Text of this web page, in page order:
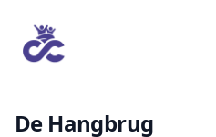
De Hangbrug